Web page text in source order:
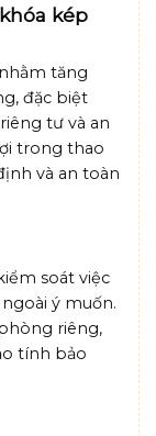
kép
tăng
đặc biệt
tư và an
trong thao
và an toàn
soát việc
ý muốn.
riêng,
tính bảo